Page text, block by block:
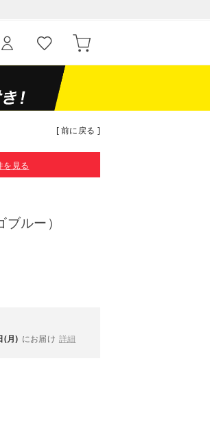
[ 前に戻る ]
を見る
ルー）
(月) にお届け 詳細